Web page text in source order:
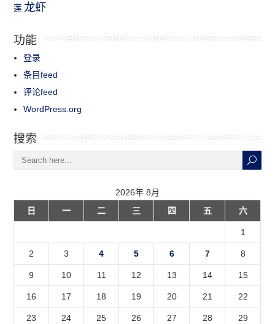
莲 龙虾
功能
登录
条目feed
评论feed
WordPress.org
搜索
2026年 8月
日
一 二 三 四 五 六
1
2 3 4 5 6 7 8
9 10 11 12 13 14 15
16 17 18 19 20 21 22
23 24 25 26 27 28 29